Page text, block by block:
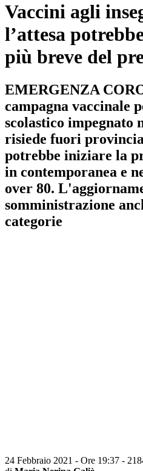
Vaccini agli
l’attesa
più breve del
EMERGENZA
campagna vaccinale
scolastico impegnato
risiede fuori
potrebbe iniziare la
in contemporanea e
over 80.
somministrazione
categorie
24 Febbraio 2021 - Ore 19:37 -